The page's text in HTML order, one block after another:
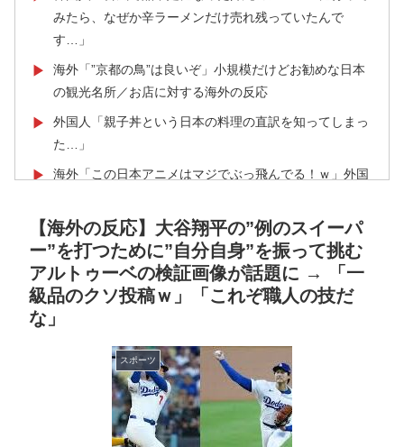
みたら、なぜか辛ラーメンだけ売れ残っていたんで
す…」
▶
海外「”京都の鳥”は良いぞ」小規模だけどお勧めな日本
の観光名所／お店に対する海外の反応
▶
外国人「親子丼という日本の料理の直訳を知ってしまっ
た…」
▶
海外「この日本アニメはマジでぶっ飛んでる！ｗ」外国
は・・・？ 海外の反応
▶ 焦げだらけの業務用鉄板が水と蒸気で鏡のようにピカピ
カに「味が全部流れていく！」【海外の反応】
▶ 海外「日本人はなんて気高いんだ！」 英高級紙も驚愕
した極限の中の日本人の姿に世界が衝撃
韓国人「織田信長の安土城の復元図と建築技術の高さに
韓国人が衝撃！」→「当時の技術力に言葉を失う‥」
韓国人「日本人女性逮捕！ソウルで夜中一人ゴルフクラ
ブ振り回し暴れた理由」
【海外の反応】大谷翔平の”例のスイーパ
ー”を打つために”自分自身”を振って挑む
アルトゥーベの検証画像が話題に → 「一
級品のクソ投稿ｗ」「これぞ職人の技だ
な」
スポーツ